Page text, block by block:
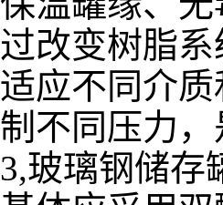
过改变树脂
适应不同介
制不同压力
3,玻璃钢储存